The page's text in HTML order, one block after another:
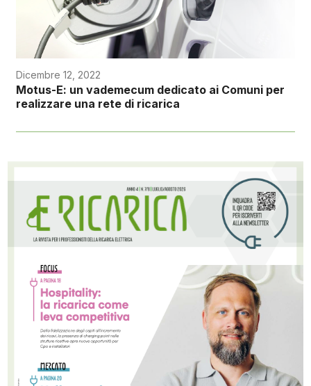
Dicembre 12, 2022
Motus-E: un vademecum dedicato ai Comuni per
realizzare una rete di ricarica